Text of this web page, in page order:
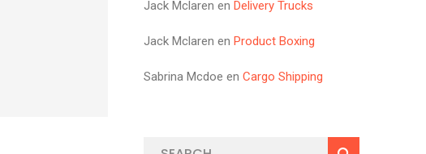
Jack Mclaren en Delivery Trucks
Jack Mclaren en Product Boxing
Sabrina Mcdoe en Cargo Shipping